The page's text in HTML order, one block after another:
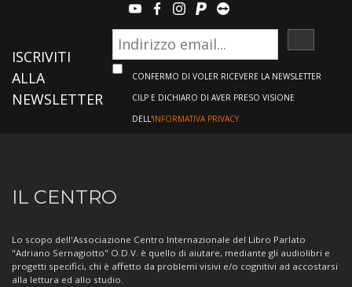
youtubefacebook
instagram
paypalteamviewer
ISCRIVITI
ALLA
NEWSLETTER
CONFERMO DI VOLER RICEVERE LA NEWSLETTER
CILP E DICHIARO DI AVER PRESO VISIONE
DELL'INFORMATIVA PRIVACY.
Informazioni
sul
Centro
IL CENTRO
Lo scopo dell'Associazione Centro Internazionale del Libro Parlato
"Adriano Sernagiotto" O.D.V. è quello di aiutare, mediante gli audiolibri e
progetti specifici, chi è affetto da problemi visivi e/o cognitivi ad accostarsi
alla lettura ed allo studio.